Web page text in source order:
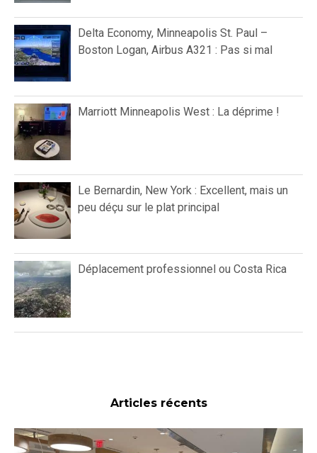
Delta Economy, Minneapolis St. Paul –
Boston Logan, Airbus A321 : Pas si mal
Marriott Minneapolis West : La déprime !
Le Bernardin, New York : Excellent, mais un
peu déçu sur le plat principal
Déplacement professionnel ou Costa Rica
Articles récents